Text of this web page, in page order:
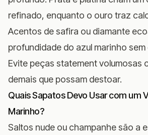
refinado, enquanto o ouro traz
Acentos de safira ou diamante
profundidade do azul marinho
Evite peças statement volumosas
demais que possam destoar.
Quais Sapatos Devo Usar com um
Marinho?
Saltos nude ou champanhe são a